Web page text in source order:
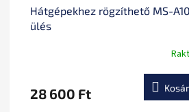
Hátgépekhez rögzíthető MS-
ülés
28 600 Ft